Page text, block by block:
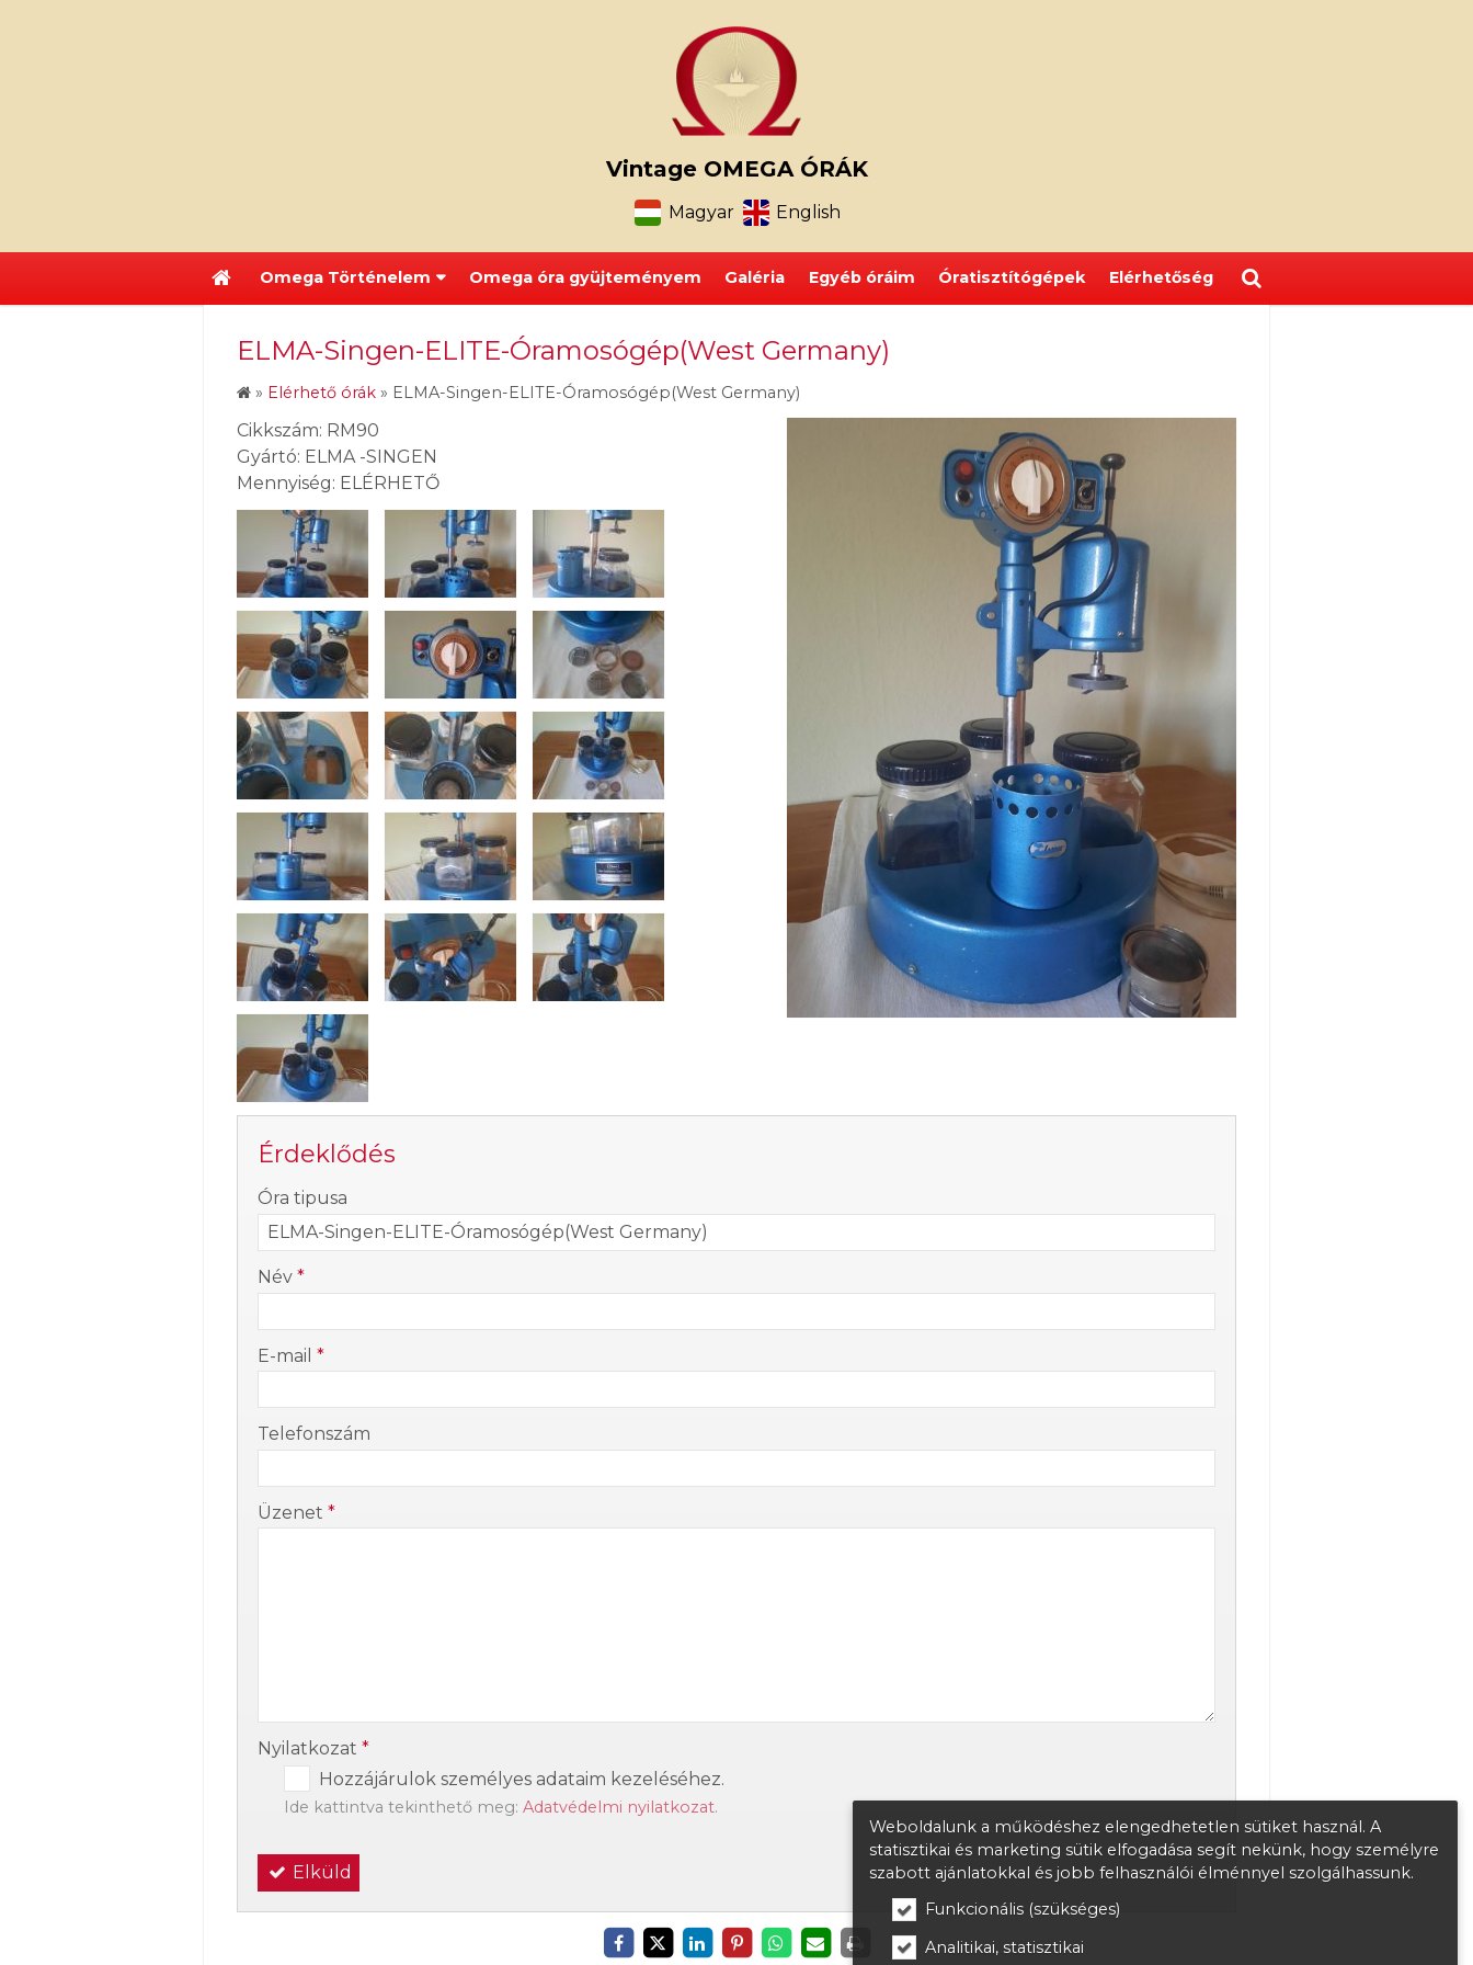
Vintage OMEGA ÓRÁK
Magyar English
Omega Történelem Omega óra gyüjteményem Galéria Egyéb óráim Óratisztítógépek Elérhetőség
ELMA-Singen-ELITE-Óramosógép(West Germany)
» Elérhető órák » ELMA-Singen-ELITE-Óramosógép(West Germany)
Cikkszám: RM90
Gyártó: ELMA -SINGEN
Mennyiség: ELÉRHETŐ
Érdeklődés
-
Óra tipusa
Név *
E-mail *
Telefonszám
Üzenet *
Nyilatkozat *
Hozzájárulok személyes adataim kezeléséhez.
Ide kattintva tekinthető meg: Adatvédelmi nyilatkozat.
Elküld
Weboldalunk a működéshez elengedhetetlen sütiket használ. A
statisztikai és marketing sütik elfogadása segít nekünk, hogy személyre
szabott ajánlatokkal és jobb felhasználói élménnyel szolgálhassunk.
Funkcionális (szükséges)
Analitikai, statisztikai